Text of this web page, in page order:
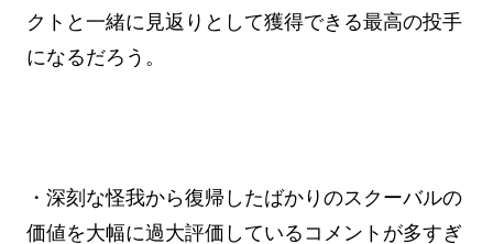
クトと一緒に見返りとして獲得できる最高の投手
になるだろう。
・深刻な怪我から復帰したばかりのスクーバルの
価値を大幅に過大評価しているコメントが多すぎ